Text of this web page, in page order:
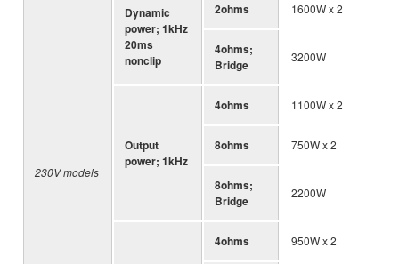
230V models
Dynamic
power; 1kHz
20ms
nonclip
2ohms 1600W x 2
4ohms;
Bridge
3200W
Output
power; 1kHz
4ohms 1100W x 2
8ohms 750W x 2
8ohms;
Bridge
2200W
4ohms 950W x 2